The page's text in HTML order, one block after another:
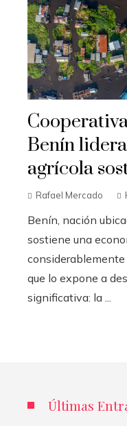
Benín
agrícola
Rafael Mercado
Benín, nación
sostiene una
que lo expone a
significativa: la ...
Últimas